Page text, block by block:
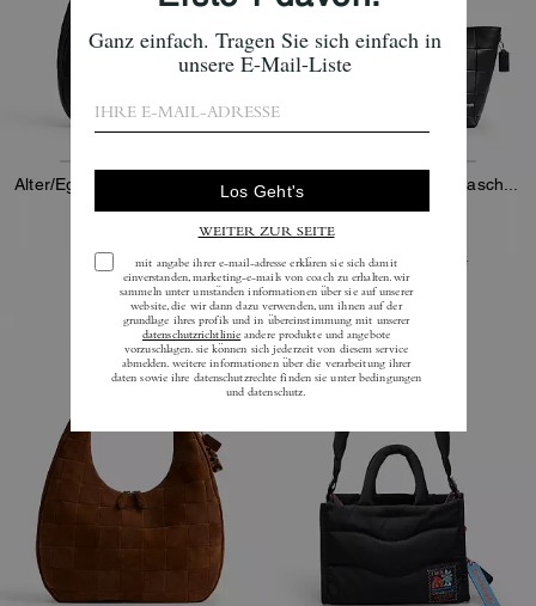
136 € 195 € 262 €-375 € 375 €
Almost Gone